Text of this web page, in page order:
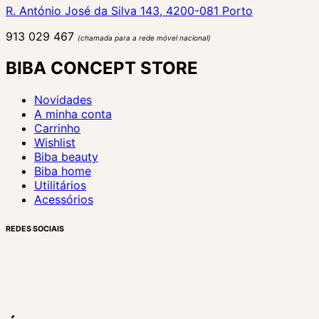
R. António José da Silva 143, 4200-081 Porto
913 029 467 (chamada para a rede móvel nacional)
BIBA CONCEPT STORE
Novidades
A minha conta
Carrinho
Wishlist
Biba beauty
Biba home
Utilitários
Acessórios
REDES SOCIAIS